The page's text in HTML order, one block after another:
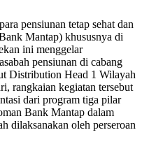
pensiunan tetap sehat dan
Mantap) khususnya di
ini menggelar
pensiunan di cabang
Distribution Head 1 Wilayah
rangkaian kegiatan tersebut
dari program tiga pilar
Bank Mantap dalam
dilaksanakan oleh perseroan